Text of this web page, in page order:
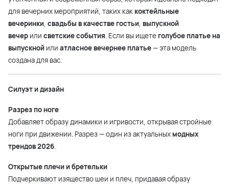
для вечерних мероприятий, таких как коктейльные
вечеринки, свадьбы в качестве гостьи, выпускной
вечер или светские события. Если вы ищете голубое платье на
выпускной или атласное вечернее платье— эта модель
создана для вас.
Силуэт и дизайн
Разрез по ноге
Добавляет образу динамики и игривости, открывая стройные
ноги при движении. Разрез — один из актуальных модных
трендов 2026.
Открытые плечи и бретельки
Подчеркивают изящество шеи и плеч, придавая образу